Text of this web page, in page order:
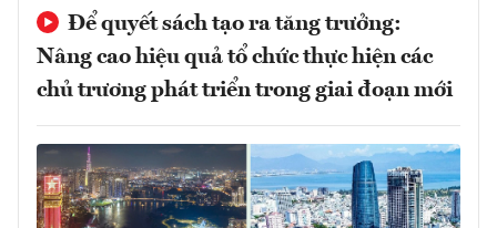
Để quyết sách tạo ra tăng trưởng:
Nâng cao hiệu quả tổ chức thực hiện các
chủ trương phát triển trong giai đoạn mới